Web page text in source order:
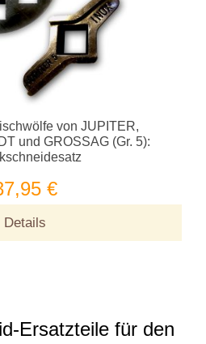
von JUPITER,
und GROSSAG (Gr. 5):
€
Details
Ersatzteile für den